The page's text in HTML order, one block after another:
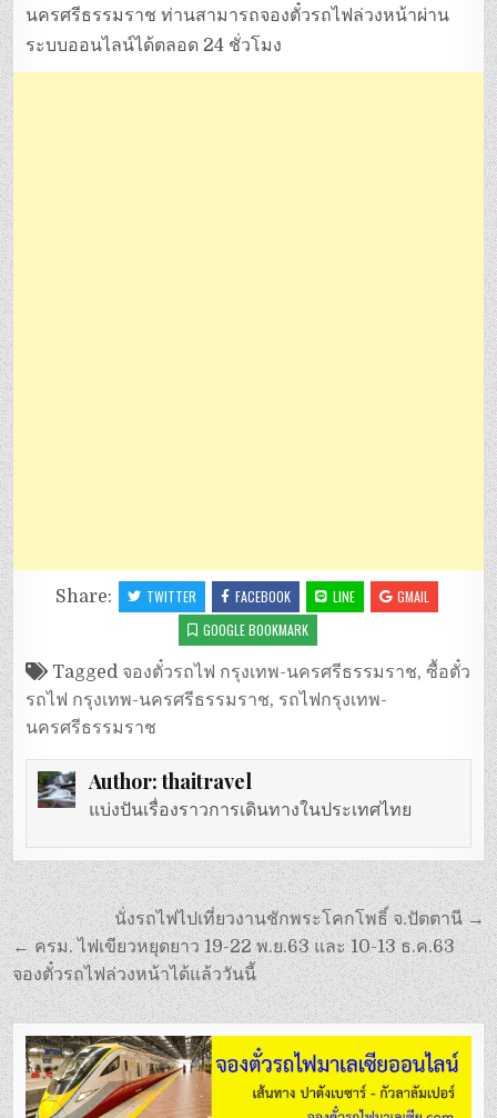
นครศรีธรรมราช ท่านสามารถจองตั๋วรถไฟล่วงหน้าผ่าน
ระบบออนไลน์ได้ตลอด 24 ชั่วโมง
Share: TWITTER FACEBOOK LINE
GMAIL
GOOGLE BOOKMARK
Tagged จองตั๋วรถไฟ กรุงเทพ-นครศรีธรรมราช,ซื้อตั๋ว
รถไฟ กรุงเทพ-นครศรีธรรมราช, รถไฟกรุงเทพ-
นครศรีธรรมราช
Author:thaitravel
แบ่งปันเรื่องราวการเดินทางในประเทศไทย
แนะแนว
เรื่อง
นั่งรถไฟไปเที่ยวงานชักพระโคกโพธิ์ จ.ปัตตานี →
← ครม. ไฟเขียวหยุดยาว 19-22 พ.ย.63 และ 10-13 ธ.ค.63
จองตั๋วรถไฟล่วงหน้าได้แล้ววันนี้